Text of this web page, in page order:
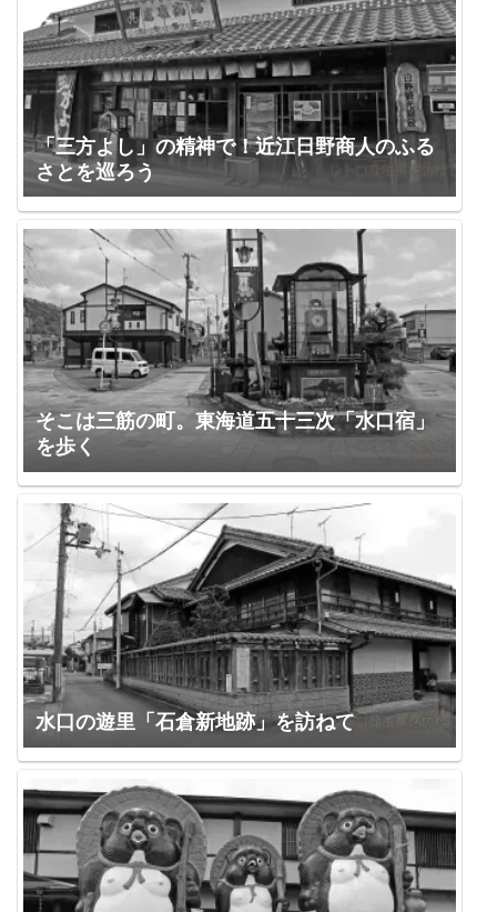
「三方よし」の精神で！近江日野商人のふる
さとを巡ろう
そこは三筋の町。東海道五十三次「水口宿」
を歩く
水口の遊里「石倉新地跡」を訪ねて